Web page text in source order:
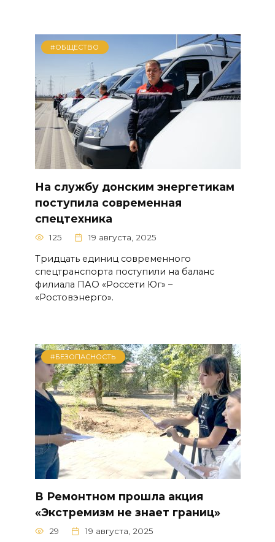
#ОБЩЕСТВО
На службу донским энергетикам
поступила современная
спецтехника
125 19 августа, 2025
Тридцать единиц современного
спецтранспорта поступили на баланс
филиала ПАО «Россети Юг» –
«Ростовэнерго».
#БЕЗОПАСНОСТЬ
В Ремонтном прошла акция
«Экстремизм не знает границ»
29 19 августа, 2025